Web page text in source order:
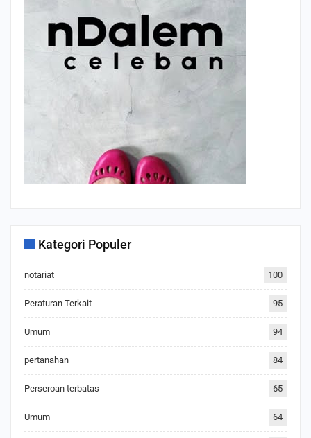
Kategori Populer
notariat 100
Peraturan Terkait 95
Umum 94
pertanahan 84
Perseroan terbatas 65
Umum 64